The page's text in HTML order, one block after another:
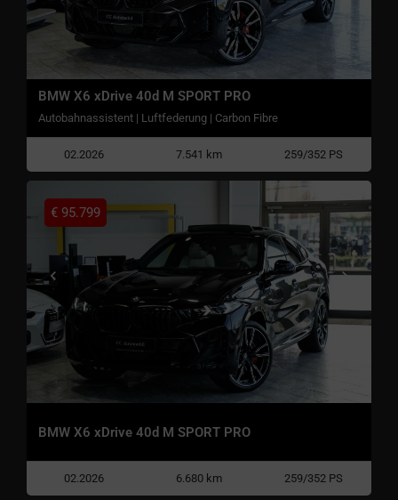
BMW X6 xDrive 40d M SPORT PRO
Autobahnassistent | Luftfederung | Carbon Fibre
02.2026 7.541 km 259/352 PS
BMW X6 xDrive 40d M SPORT PRO
€ 95.799
02.2026 6.680 km 259/352 PS